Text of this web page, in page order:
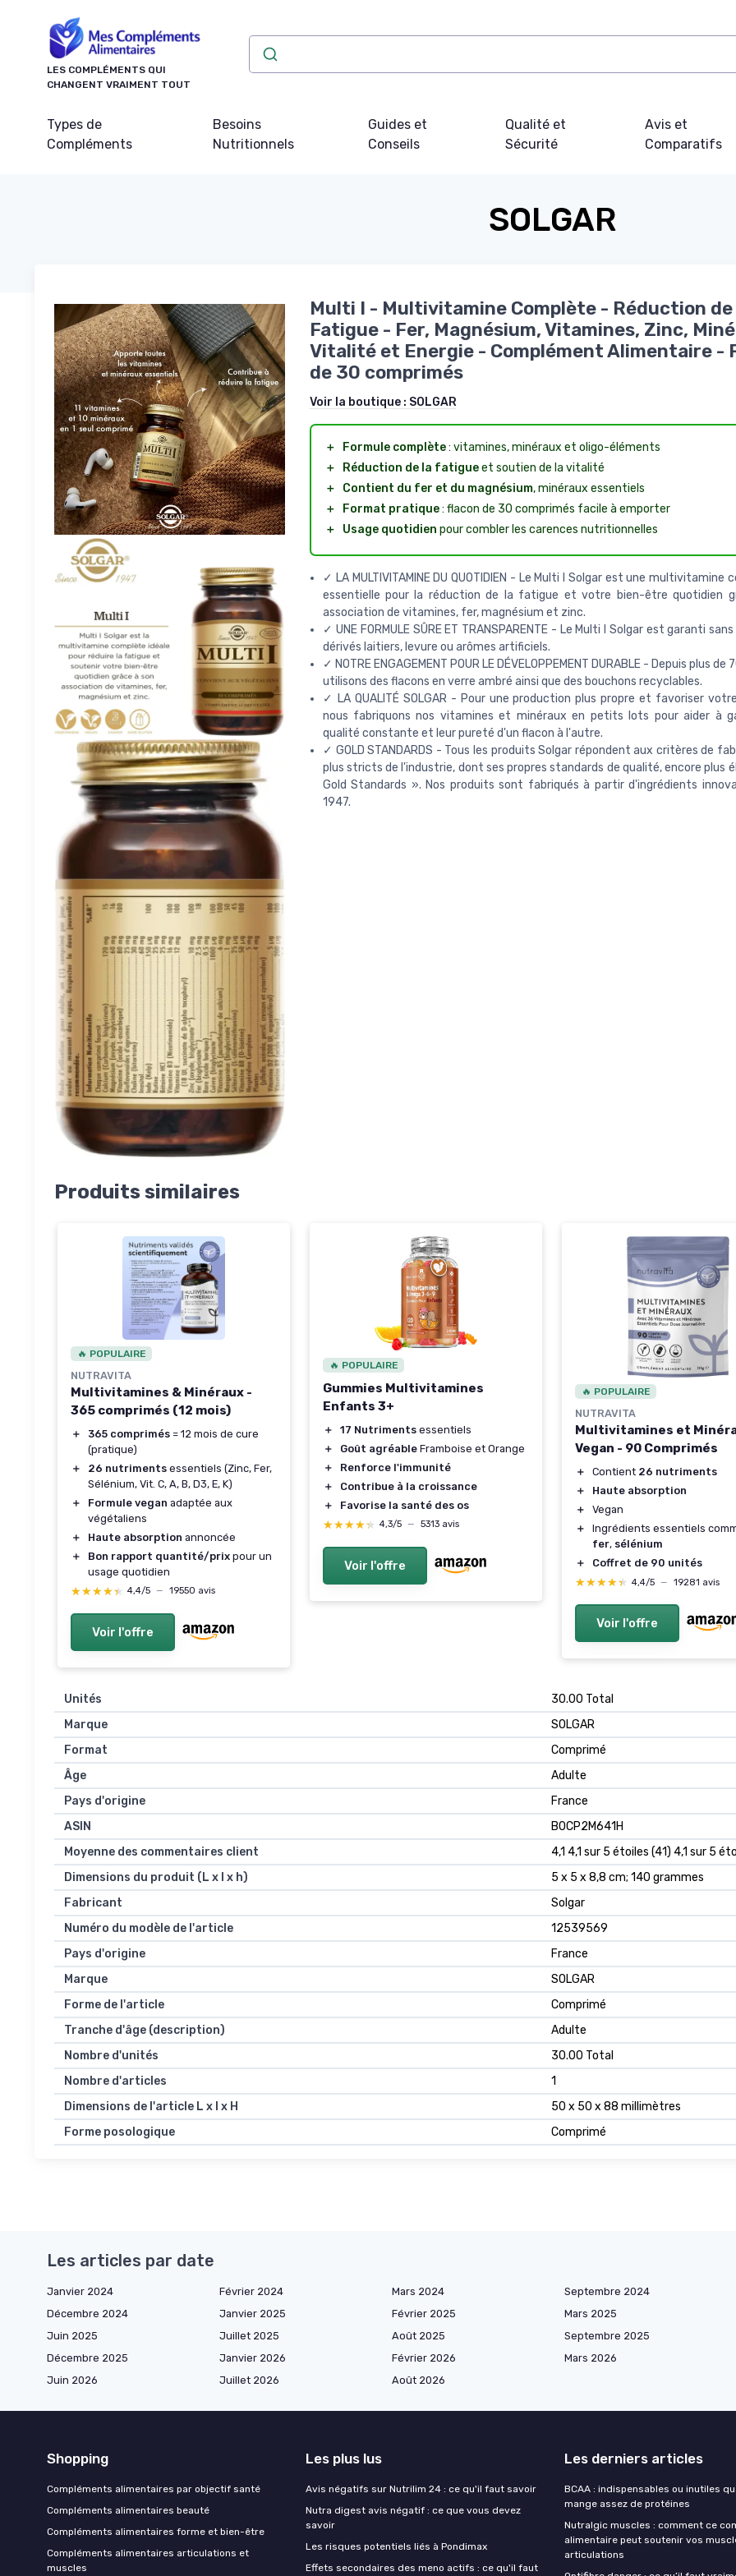
LES COMPLÉMENTS QUI
CHANGENT VRAIMENT TOUT
Types de
Compléments
Besoins
Nutritionnels
Guides et
Conseils
Qualité et
Sécurité
Avis et
Comparatifs
SOLGAR
Multi I - Multivitamine Complète - Réduction de
Fatigue - Fer, Magnésium, Vitamines, Zinc,
Vitalité et Energie - Complément Alimentaire -
de 30 comprimés
Voir la boutique : SOLGAR
＋ Formule complète: vitamines, minéraux et oligo-éléments
＋
Réduction de la fatigueet soutien de la vitalité
＋
Contient du fer et du magnésium, minéraux essentiels
＋
Format pratique: flacon de 30 comprimés facile à emporter
＋
Usage quotidien pour combler les carences nutritionnelles
✓ LA MULTIVITAMINE DU QUOTIDIEN - Le Multi I Solgar est une multivitamine
essentielle pour la réduction de la fatigue et votre bien-être quotidien
association de vitamines, fer, magnésium et zinc.
✓ UNE FORMULE SÛRE ET TRANSPARENTE - Le Multi I Solgar est garanti
dérivés laitiers, levure ou arômes artificiels.
✓ NOTRE ENGAGEMENT POUR LE DÉVELOPPEMENT DURABLE - Depuis plus de
utilisons des flacons en verre ambré ainsi que des bouchons recyclables.
✓ LA QUALITÉ SOLGAR - Pour une production plus propre et favoriser
nous fabriquons nos vitamines et minéraux en petits lots pour aider à
qualité constante et leur pureté d'un flacon à l'autre.
✓ GOLD STANDARDS - Tous les produits Solgar répondent aux critères de
plus stricts de l'industrie, dont ses propres standards de qualité, encore plus
Gold Standards ». Nos produits sont fabriqués à partir d'ingrédients
1947.
Produits similaires
🔥 POPULAIRE
NUTRAVITA
Multivitamines & Minéraux -
365 comprimés (12 mois)
＋ 365 comprimés = 12 mois de cure
(pratique)
＋
26 nutriments essentiels (Zinc, Fer,
Sélénium, Vit. C, A, B, D3, E, K)
＋
Formule vegan adaptée aux
végétaliens
＋
Haute absorption annoncée
＋
Bon rapport quantité/prix pour un
usage quotidien
★★★★★
★★★★★ 4,4/5 — 19550 avis
Voir l'offre
🔥 POPULAIRE
Gummies Multivitamines
Enfants 3+
＋ 17 Nutriments essentiels
＋
Goût agréable Framboise et Orange
＋
Renforce l'immunité
＋
Contribue à la croissance
＋
Favorise la santé des os
★★★★★
★★★★★ 4,3/5 — 5313 avis
Voir l'offre
🔥 POPULAIRE
NUTRAVITA
Multivitamines et
Vegan - 90 Comprimés
＋ Contient 26 nutriments
＋
Haute absorption
＋
Vegan
＋
Ingrédients essentiels
fer, sélénium
＋
Coffret de 90 unités
★★★★★
★★★★★ 4,4/5 — 19281 avis
Voir l'offre
Unités
‎30.00 Total
Marque
‎SOLGAR
Format
‎Comprimé
Âge
‎Adulte
Pays d'origine
‎France
ASIN
B0CP2M641H
Moyenne des commentaires client
4,1 4,1 sur 5 étoiles (41) 4,1 sur 5
Dimensions du produit (L x l x h)
5 x 5 x 8,8 cm; 140 grammes
Fabricant
Solgar
Numéro du modèle de l'article
12539569
Pays d'origine
France
Marque
SOLGAR
Forme de l'article
Comprimé
Tranche d'âge (description)
Adulte
Nombre d'unités
30.00 Total
Nombre d'articles
1
Dimensions de l'article L x l x H
50 x 50 x 88 millimètres
Forme posologique
Comprimé
Les articles par date
Janvier 2024 Février 2024 Mars 2024
Septembre 2024
Décembre 2024
Janvier 2025 Février 2025
Mars 2025
Juin 2025
Juillet 2025 Août 2025
Septembre 2025
Décembre 2025
Janvier 2026 Février 2026
Mars 2026
Juin 2026
Juillet 2026 Août 2026
Shopping
Compléments alimentaires par objectif santé
Compléments alimentaires beauté
Compléments alimentaires forme et bien-être
Compléments alimentaires articulations et
muscles
Les plus lus
Avis négatifs sur Nutrilim 24 : ce qu'il faut savoir
Nutra digest avis négatif : ce que vous devez
savoir
Les risques potentiels liés à Pondimax
Effets secondaires des meno actifs : ce qu'il faut
Les derniers articles
BCAA : indispensables ou inutiles
mange assez de protéines
Nutralgic muscles : comment ce
alimentaire peut soutenir vos
articulations